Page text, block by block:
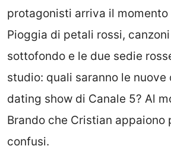
protagonisti arriva il
Pioggia di petali rossi, canzoni
sottofondo e le due sedie
studio: quali saranno le nuove
dating show di Canale 5? Al
Brando che Cristian appaiono
confusi.